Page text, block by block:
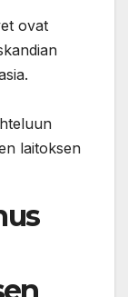
ovat
laitoksen